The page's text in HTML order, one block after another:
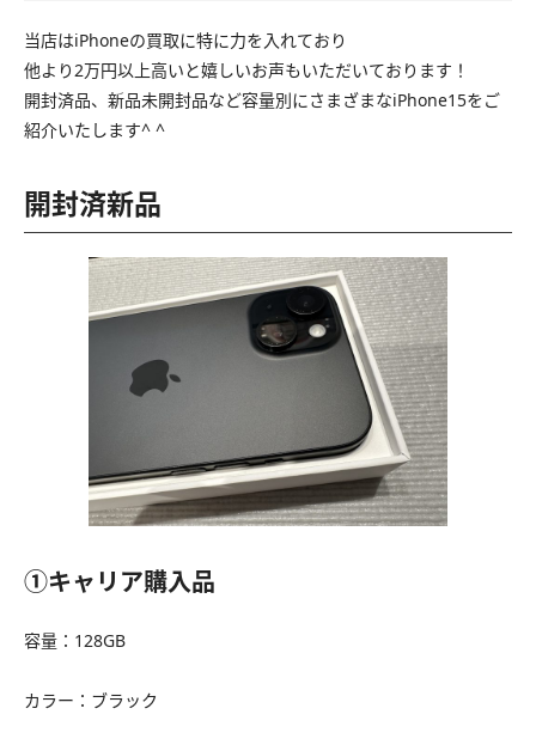
当店はiPhoneの買取に特に力を入れており
他より2万円以上高いと嬉しいお声もいただいております！
開封済品、新品未開封品など容量別にさまざまなiPhone15をご
紹介いたします^ ^
開封済新品
①キャリア購入品
容量：128GB
カラー：ブラック